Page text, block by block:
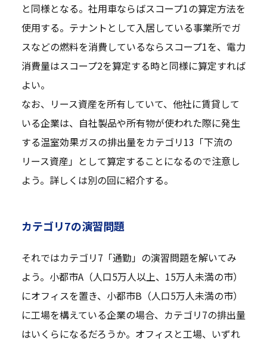
と同様となる。社用車ならばスコープ1の算定方法を
使用する。テナントとして入居している事業所でガ
スなどの燃料を消費しているならスコープ1を、電力
消費量はスコープ2を算定する時と同様に算定すれば
よい。
なお、リース資産を所有していて、他社に賃貸して
いる企業は、自社製品や所有物が使われた際に発生
する温室効果ガスの排出量をカテゴリ13「下流の
リース資産」として算定することになるので注意し
よう。詳しくは別の回に紹介する。
カテゴリ7の演習問題
それではカテゴリ7「通勤」の演習問題を解いてみ
よう。小都市A（人口5万人以上、15万人未満の市）
にオフィスを置き、小都市B（人口5万人未満の市）
に工場を構えている企業の場合、カテゴリ7の排出量
はいくらになるだろうか。オフィスと工場、いずれ